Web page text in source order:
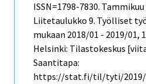
ISSN=1798-7830. Tammikuu
Liitetaulukko 9. Työlliset
mukaan 2018/01 - 2019/01,
Helsinki: Tilastokeskus
Saantitapa:
https://stat.fi/til/tyti/2019/